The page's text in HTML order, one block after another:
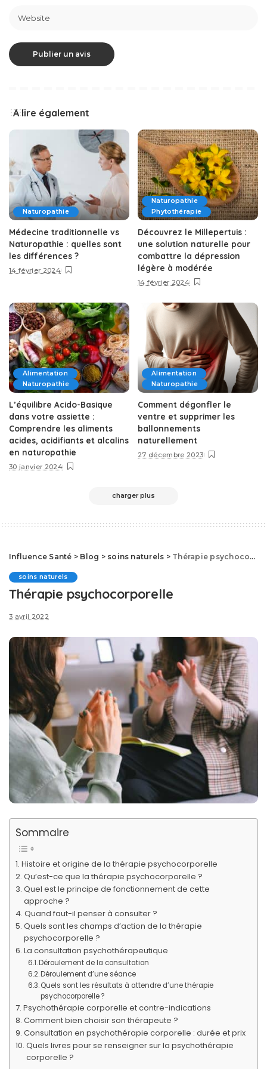
A lire également
Naturopathie
Médecine traditionnelle vs
Naturopathie : quelles sont
les différences ?
14 février 2024
Naturopathie
Phytothérapie
Découvrez le Millepertuis :
une solution naturelle pour
combattre la dépression
légère à modérée
14 février 2024
Alimentation
Naturopathie
L’équilibre Acido-Basique
dans votre assiette :
Comprendre les aliments
acides, acidifiants et alcalins
en naturopathie
30 janvier 2024
Alimentation
Naturopathie
Comment dégonfler le
ventre et supprimer les
ballonnements
naturellement
27 décembre 2023
charger plus
Influence Santé > Blog > soins naturels > Thérapie psychocorporelle
soins naturels
Thérapie psychocorporelle
3 avril 2022
Sommaire
Histoire et origine de la thérapie psychocorporelle
Qu’est-ce que la thérapie psychocorporelle ?
Quel est le principe de fonctionnement de cette
approche ?
Quand faut-il penser à consulter ?
Quels sont les champs d’action de la thérapie
psychocorporelle ?
La consultation psychothérapeutique
Déroulement de la consultation
Déroulement d’une séance
Quels sont les résultats à attendre d’une thérapie
psychocorporelle ?
Psychothérapie corporelle et contre-indications
Comment bien choisir son thérapeute ?
Consultation en psychothérapie corporelle : durée et prix
Quels livres pour se renseigner sur la psychothérapie
corporelle ?